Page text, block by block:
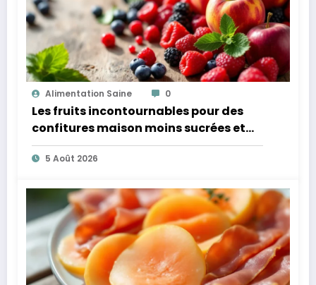
Alimentation Saine 0
Les fruits incontournables pour des
confitures maison moins sucrées et
plus légères
5 Août 2026